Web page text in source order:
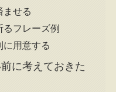
ませる
るフレーズ例
に用意する
に考えておきた